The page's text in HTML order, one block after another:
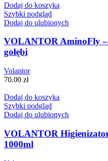
Dodaj do koszyka
Szybki podgląd
Dodaj do ulubionych
VOLANTOR AminoFly
gołębi
Volantor
70.00 zł
Dodaj do koszyka
Szybki podgląd
Dodaj do ulubionych
VOLANTOR
1000ml